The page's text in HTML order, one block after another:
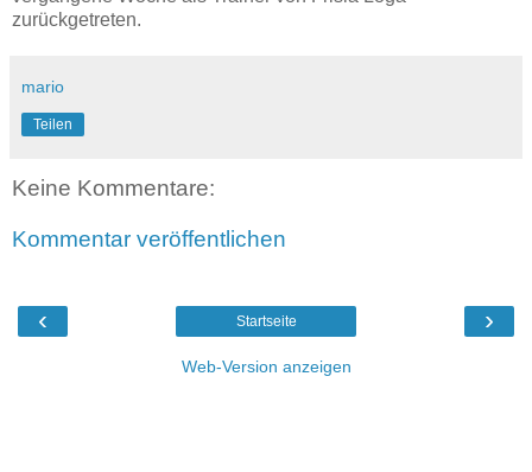
zurückgetreten.
mario
Teilen
Keine Kommentare:
Kommentar veröffentlichen
‹ ›
Startseite
Web-Version anzeigen